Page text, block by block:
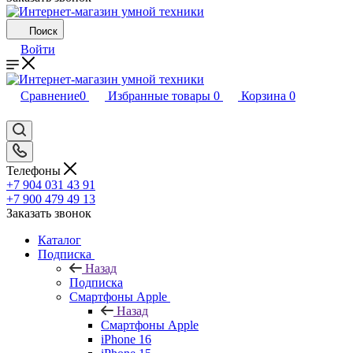
Поиск
Войти
Сравнение0 Избранные товары 0 Корзина 0
Телефоны
+7 904 031 43 91
+7 900 479 49 13
Заказать звонок
Каталог
Подписка
Назад
Подписка
Смартфоны Apple
Назад
Смартфоны Apple
iPhone 16